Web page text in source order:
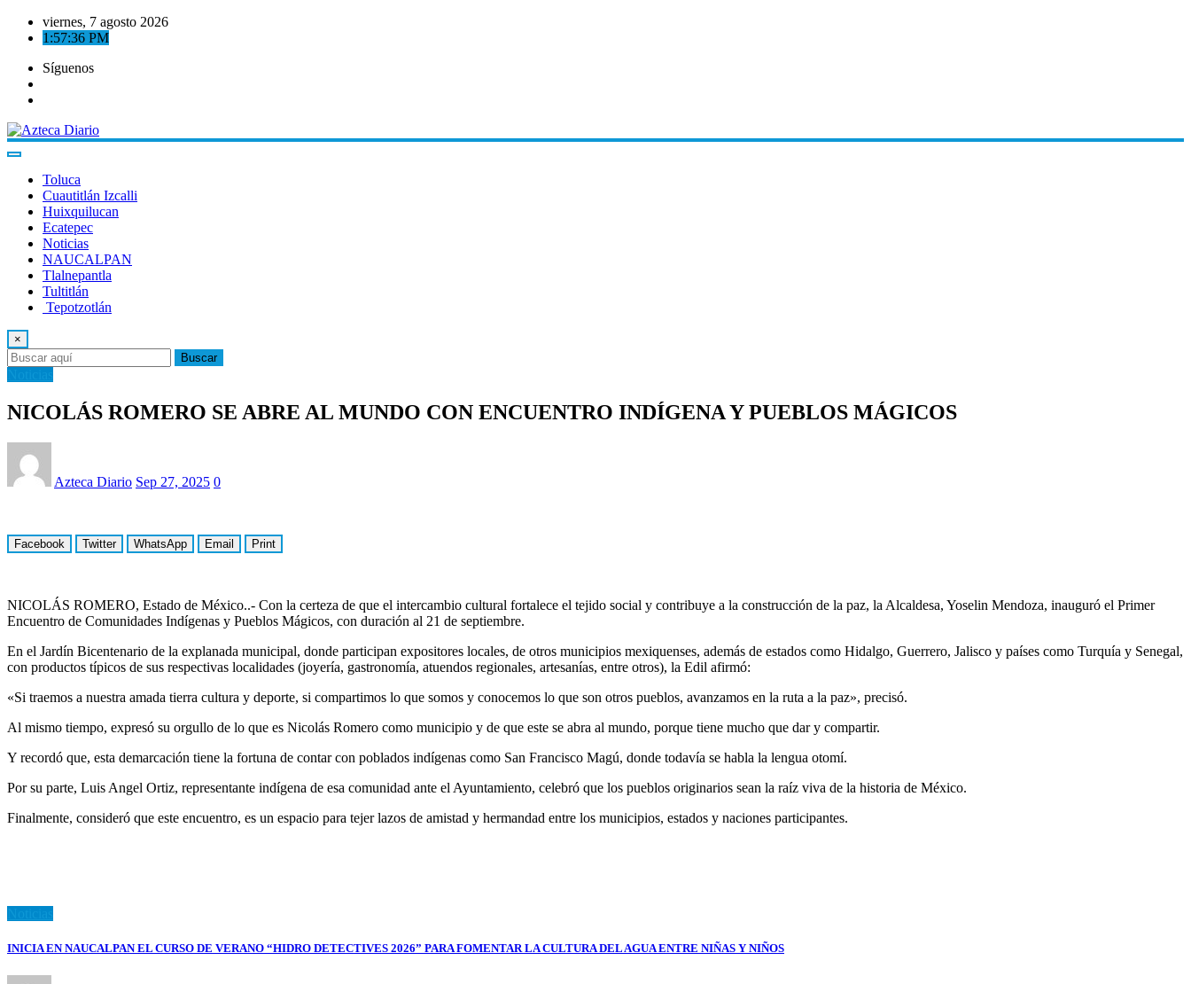
Saltar
viernes, 7 agosto 2026
1:57:37 PM
Síguenos
Toluca
Cuautitlán Izcalli
Huixquilucan
Ecatepec
Noticias
NAUCALPAN
Tlalnepantla
Tultitlán
Tepotzotlán
×
Buscar
NICOLÁS ROMERO SE ABRE AL MUNDO CON ENCUENTRO INDÍGENA Y PUEBLOS MÁGICOS
Azteca Diario Sep 27, 2025 0
Facebook Twitter WhatsApp Email Print
NICOLÁS ROMERO, Estado de México..- Con la certeza de que el intercambio cultural fortalece el tejido social y contribuye a la construcción de la paz, la Alcaldesa, Yoselin Mendoza, inauguró el Primer
Encuentro de Comunidades Indígenas y Pueblos Mágicos, con duración al 21 de septiembre.
En el Jardín Bicentenario de la explanada municipal, donde participan expositores locales, de otros municipios mexiquenses, además de estados como Hidalgo, Guerrero, Jalisco y países como Turquía y Senegal,
con productos típicos de sus respectivas localidades (joyería, gastronomía, atuendos regionales, artesanías, entre otros), la Edil afirmó:
«Si traemos a nuestra amada tierra cultura y deporte, si compartimos lo que somos y conocemos lo que son otros pueblos, avanzamos en la ruta a la paz», precisó.
Al mismo tiempo, expresó su orgullo de lo que es Nicolás Romero como municipio y de que este se abra al mundo, porque tiene mucho que dar y compartir.
Y recordó que, esta demarcación tiene la fortuna de contar con poblados indígenas como San Francisco Magú, donde todavía se habla la lengua otomí.
Por su parte, Luis Angel Ortiz, representante indígena de esa comunidad ante el Ayuntamiento, celebró que los pueblos originarios sean la raíz viva de la historia de México.
Finalmente, consideró que este encuentro, es un espacio para tejer lazos de amistad y hermandad entre los municipios, estados y naciones participantes.
INICIA EN NAUCALPAN EL CURSO DE VERANO “HIDRO DETECTIVES 2026” PARA FOMENTAR LA CULTURA DEL AGUA ENTRE NIÑAS Y NIÑOS